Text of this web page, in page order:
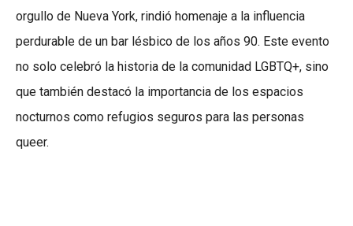
orgullo de Nueva York, rindió homenaje a la influencia
perdurable de un bar lésbico de los años 90. Este evento
no solo celebró la historia de la comunidad LGBTQ+, sino
que también destacó la importancia de los espacios
nocturnos como refugios seguros para las personas
queer.